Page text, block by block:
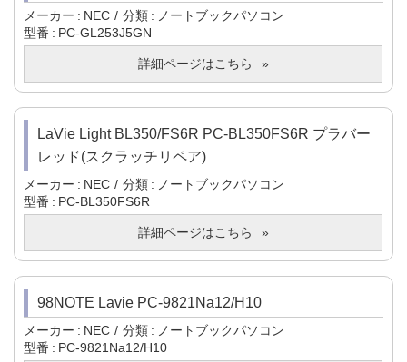
メーカー NEC 分類
ノートブックパソコン
型番
PC-GL253J5GN
詳細ページはこちら
LaVie Light BL350/FS6R PC-BL350FS6R プラバー
レッド(スクラッチリペア)
メーカー NEC 分類
ノートブックパソコン
型番
PC-BL350FS6R
詳細ページはこちら
98NOTE Lavie PC-9821Na12/H10
メーカー NEC 分類
ノートブックパソコン
型番
PC-9821Na12/H10